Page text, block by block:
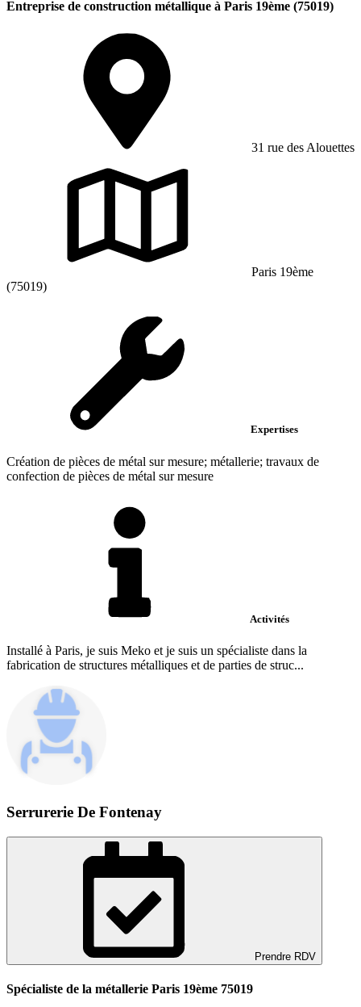
Entreprise de construction métallique à Paris 19ème (75019)
31 rue des Alouettes
Paris 19ème
(75019)
Expertises
Création de pièces de métal sur mesure; métallerie; travaux de
confection de pièces de métal sur mesure
Activités
Installé à Paris, je suis Meko et je suis un spécialiste dans la
fabrication de structures métalliques et de parties de struc...
Serrurerie De Fontenay
Prendre RDV
Spécialiste de la métallerie Paris 19ème 75019